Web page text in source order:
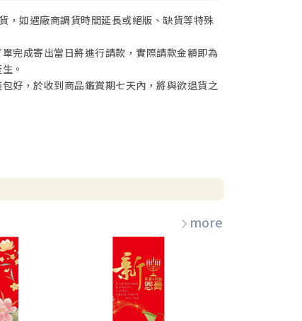
，如遇廠商調貨時間延長或絕版、缺貨等特殊
完成寄出當日將進行請款，實際請款金額即為
。
好，於收到商品鑑賞期七天內，將與欲退貨之
more